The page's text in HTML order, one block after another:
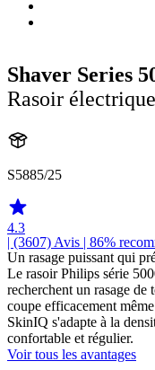
Shaver Series
Rasoir
S5885/25
4.3
| (3607) Avis | 86%
Un rasage puissant qui
Le rasoir Philips série
recherchent un rasage de
coupe efficacement
SkinIQ s'adapte à la
confortable et régulier.
Voir tous les avantages